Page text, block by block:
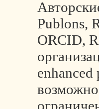
Publons,
ORCID,